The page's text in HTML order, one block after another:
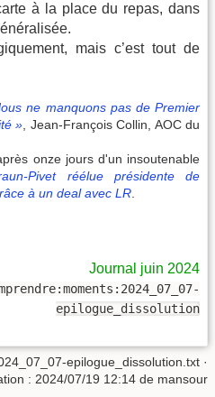
à la place du repas, dans
mais c’est tout de
ne manquons pas de Premier
» , Jean-François Collin, AOC du
onze jours d'un insoutenable
Pivet réélue présidente de
à un deal avec LR.
Journal juin 2024
epilogue_dissolution
epilogue_dissolution.txt ·
: 2024/07/19 12:14 de mansour